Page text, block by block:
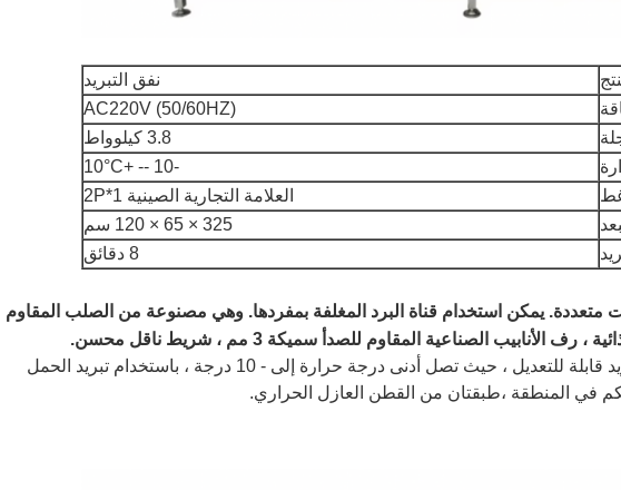
نفق التبريد
AC220V (50/60HZ)
3.8 كيلوواط
-
10 -- +10
°C
العلامة التجارية الصينية 1*2P
325 × 65 × 120 سم
8 دقائق
متعددة. يمكن استخدام قناة البرد المغلفة بمفردها. وهي مصنوعة من الصلب المقاوم
2) درجة حرارة إعادة التبريد قابلة للتعديل ، حيث تصل أدنى درجة حرارة إلى - 10 درجة ، باستخدام تبريد الحمل
في المنطقة ،طبقتان من القطن العازل الحراري.